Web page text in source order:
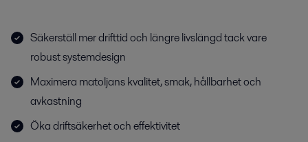
Säkerställ mer drifttid och längre livslängd tack vare
robust systemdesign
Maximera matoljans kvalitet, smak, hållbarhet och
avkastning
Öka driftsäkerhet och effektivitet